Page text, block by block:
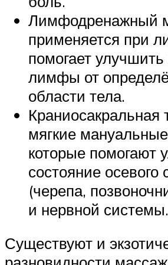
Лимфодренажный
применяется при
помогает улучшить
лимфы от
области тела.
мягкие
которые помогают
состояние осевого
(черепа,
и нервной системы.
Существуют и